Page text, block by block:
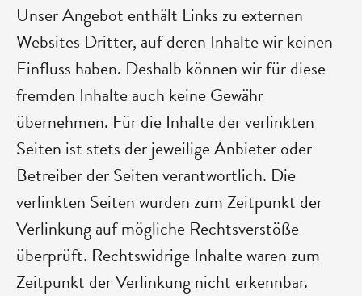
Unser Angebot enthält Links zu externen
Websites Dritter, auf deren Inhalte wir keinen
Einfluss haben. Deshalb können wir für diese
fremden Inhalte auch keine Gewähr
übernehmen. Für die Inhalte der verlinkten
Seiten ist stets der jeweilige Anbieter oder
Betreiber der Seiten verantwortlich. Die
verlinkten Seiten wurden zum Zeitpunkt der
Verlinkung auf mögliche Rechtsverstöße
überprüft. Rechtswidrige Inhalte waren zum
Zeitpunkt der Verlinkung nicht erkennbar.